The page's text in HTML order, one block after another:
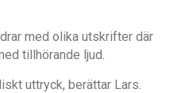
med olika utskrifter där
tillhörande ljud.
uttryck, berättar Lars.